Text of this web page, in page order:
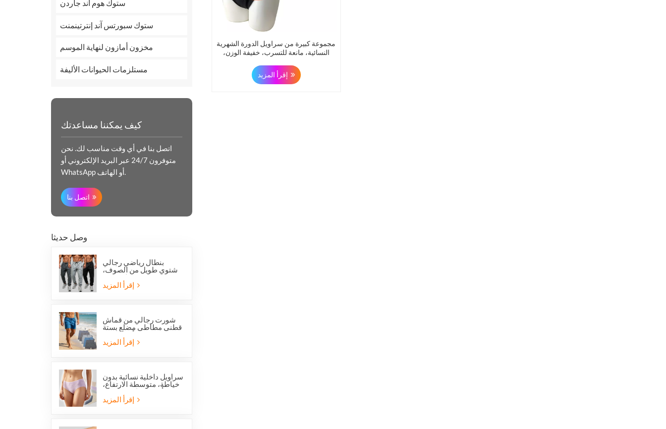
ستوك هوم آند جاردن
ستوك سبورتس آند إنترتينمنت
مخزون أمازون لنهاية الموسم
مستلزمات الحيوانات الأليفة
كيف يمكننا مساعدتك
اتصل بنا في أي وقت مناسب لك. نحن
متوفرون 24/7 عبر البريد الإلكتروني أو
WhatsApp أو الهاتف.
اتصل بنا
وصل حديثا
بنطال رياضي رجالي
شتوي طويل من الصوف،
بقصة عادية، من
أوفرستوك، مناسب للجري
والجري.
شورت رجالي من قماش
قطني مطاطي مضلع بستة
جيوب من أوفرستوك
سراويل داخلية نسائية بدون
خياطة، متوسطة الارتفاع،
من أوفرستوك، مصنوعة
من قماش يسمح بمرور
الهواء، لطيفة على البشرة،
مجموعة كبيرة من سراويل الدورة الشهرية
النسائية، مانعة للتسرب، خفيفة الوزن،
إقرأ المزيد